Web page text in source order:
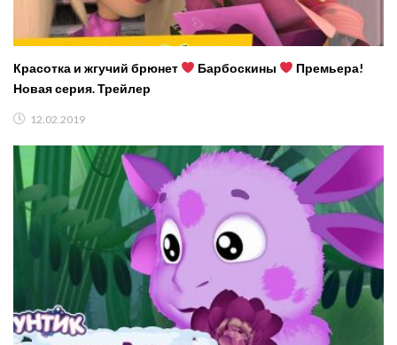
Красотка и жгучий брюнет Барбоскины
Премьера!
Новая серия. Трейлер
12.02.2019